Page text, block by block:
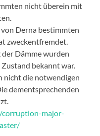
nicht überein mit
Derna bestimmten
zweckentfremdet.
Dämme wurden
bekannt war.
nicht die notwendigen
dementsprechenden
major-